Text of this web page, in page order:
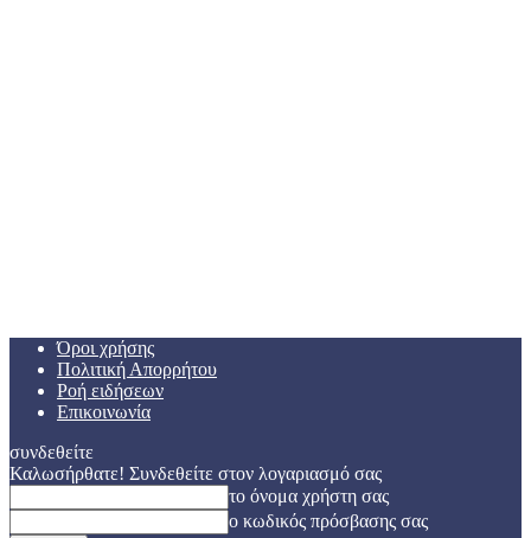
Όροι χρήσης
Πολιτική Απορρήτου
Ροή ειδήσεων
Επικοινωνία
συνδεθείτε
Καλωσήρθατε! Συνδεθείτε στον λογαριασμό σας
το όνομα χρήστη σας
ο κωδικός πρόσβασης σας